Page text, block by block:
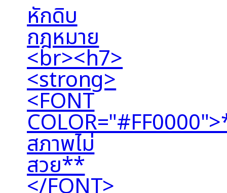
หักดิบ
กฎหมาย
<br><h7>
<strong>
<FONT
สภาพไม่
สวย**